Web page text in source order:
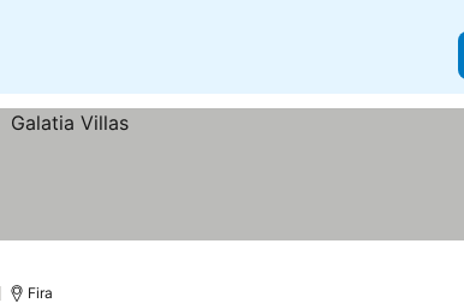
Fira